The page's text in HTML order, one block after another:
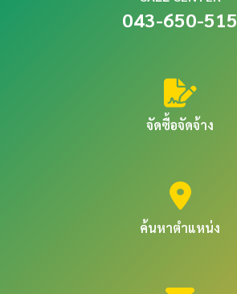
043-650-515
จัดซื้อจัดจ้าง
ค้นหาตำแหน่ง